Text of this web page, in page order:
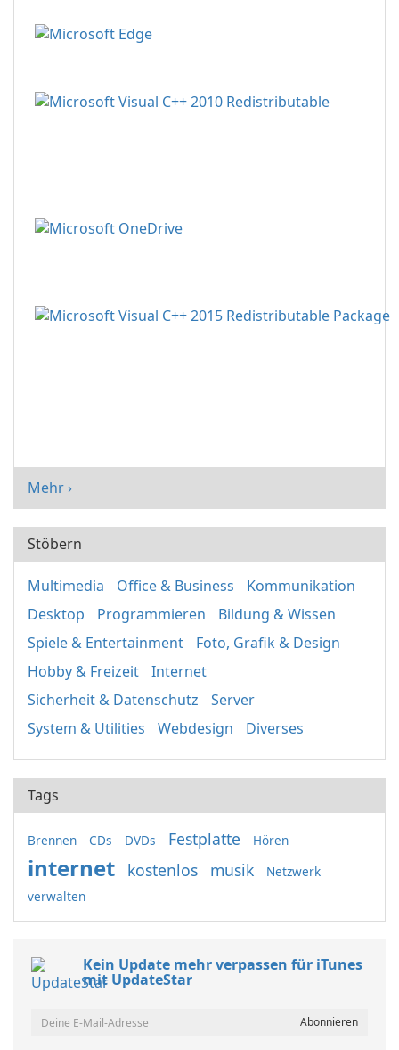
Mehr ›
Stöbern
Multimedia Office & Business
Kommunikation
Desktop
Programmieren
Bildung & Wissen
Spiele & Entertainment
Foto, Grafik & Design
Hobby & Freizeit
Internet
Sicherheit & Datenschutz
Server
System & Utilities
Webdesign Diverses
Tags
Brennen CDs DVDs Festplatte Hören
internet kostenlos musik
Netzwerk
verwalten
Kein Update mehr verpassen für iTunes
mit UpdateStar